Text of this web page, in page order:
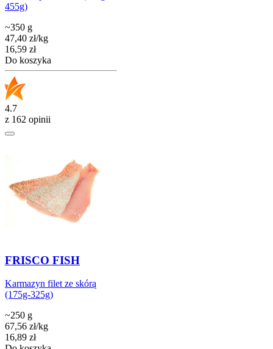
455g)
~350 g
47,40 zł/kg
Cena
16,59 zł
Do koszyka
4.7
z 162 opinii
FRISCO FISH
Karmazyn filet ze skórą
(175g-325g)
~250 g
67,56 zł/kg
Cena
16,89 zł